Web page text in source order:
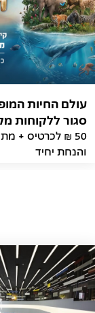
עולם החיות
סגור ללקוחות
50 ₪ לכרטיס +
והנחת יחיד